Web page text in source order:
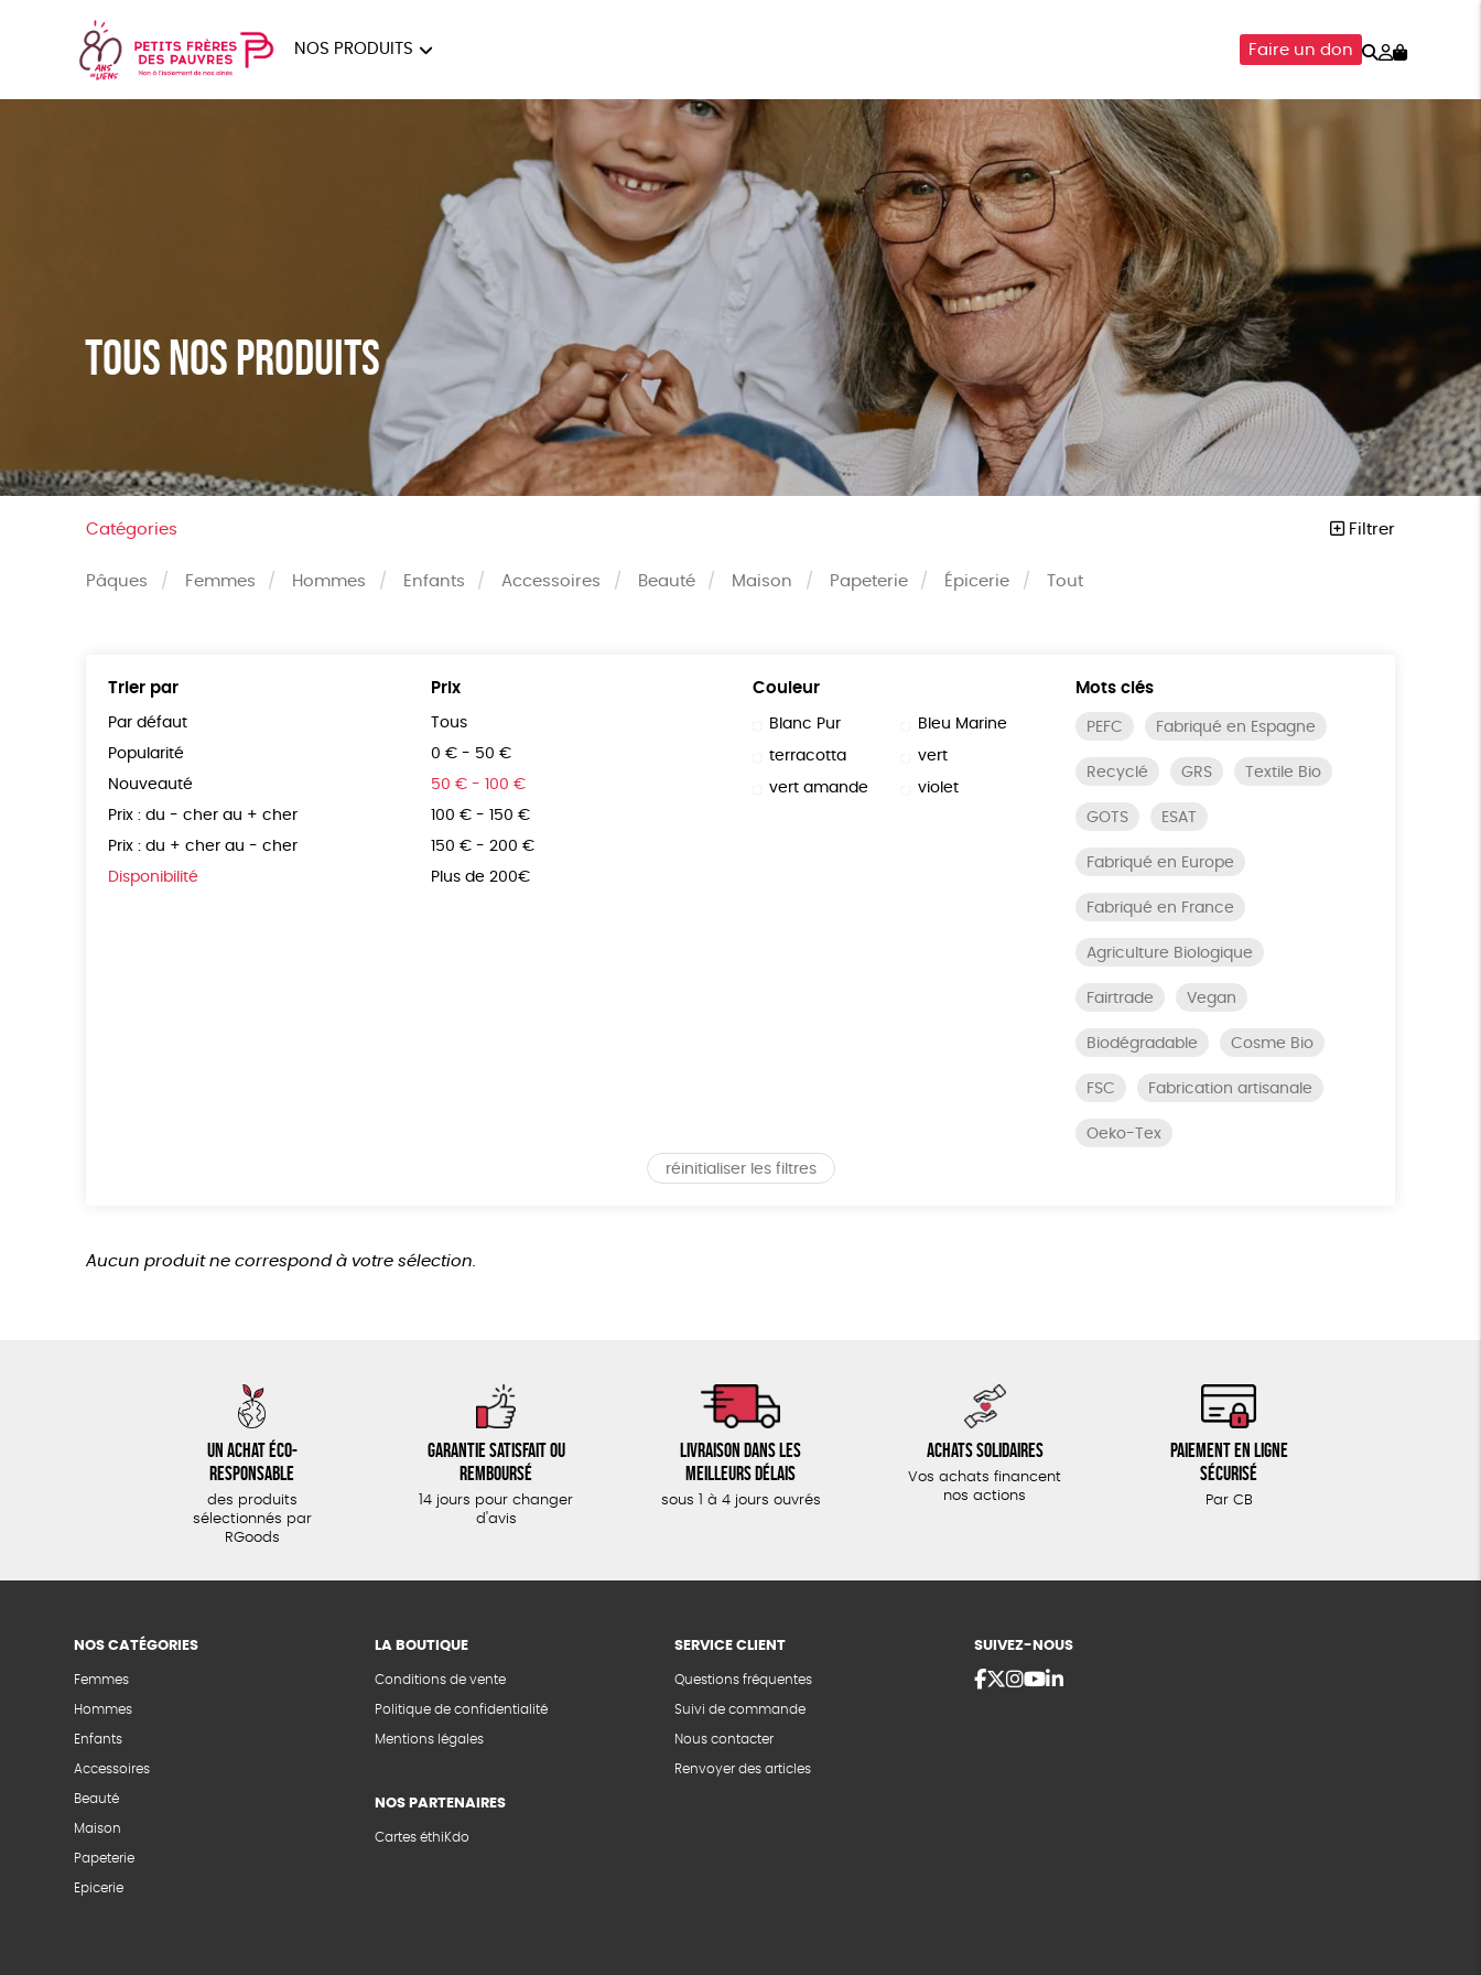
NOS PRODUITS
HOMMES ENFANTS ACCESSOIRES ÉPICERIE
BEAUTÉ MAISON
Faire un don Rechercher
Mon
Tous nos produits
Catégories Filtrer
Pâques Femmes Hommes Enfants Accessoires Beauté Maison Papeterie Épicerie Tout
Trier par
Par défaut
Popularité
Nouveauté
Prix : du - cher au + cher
Prix : du + cher au - cher
Disponibilité
Prix
Tous
0 € - 50 €
50 € - 100 €
100 € - 150 €
150 € - 200 €
Plus de 200€
Couleur
Blanc Pur Bleu Marine
terracotta vert
vert amande violet
Mots clés
PEFC Fabriqué en Espagne
Recyclé GRS Textile Bio
GOTS ESAT
Fabriqué en Europe
Fabriqué en France
Agriculture Biologique
Fairtrade Vegan
Biodégradable Cosme Bio
FSC Fabrication artisanale
Oeko-Tex
réinitialiser les filtres
Aucun produit ne correspond à votre sélection.
Un achat éco-
responsable
des produits
sélectionnés par
RGoods
Garantie satisfait ou
remboursé
14 jours pour changer
d'avis
Livraison dans les
meilleurs délais
sous 1 à 4 jours ouvrés
Achats solidaires
Vos achats financent
nos actions
Paiement en ligne
sécurisé
Par CB
NOS CATÉGORIES
Femmes
Hommes
Enfants
Accessoires
Beauté
Maison
Papeterie
Epicerie
LA BOUTIQUE
Conditions de vente
Politique de confidentialité
Mentions légales
NOS PARTENAIRES
Cartes éthiKdo
SERVICE CLIENT
Questions fréquentes
Suivi de commande
Nous contacter
Renvoyer des articles
SUIVEZ-NOUS